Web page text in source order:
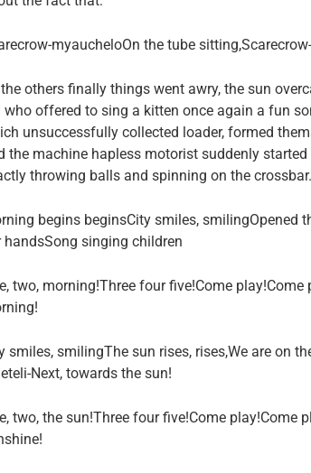
myaucheloOn the tube
others finally things went awry, the sun
who offered to sing a kitten once again a fun
unsuccessfully collected loader, formed
the machine hapless motorist suddenly
throwing balls and spinning on the crossbar.
begins beginsCity smiles, smilingOpened
handsSong singing children
two, morning!Three four five!Come
smiles, smilingThe sun rises, rises,We are on
Next, towards the sun!
two, the sun!Three four five!Come play!Come